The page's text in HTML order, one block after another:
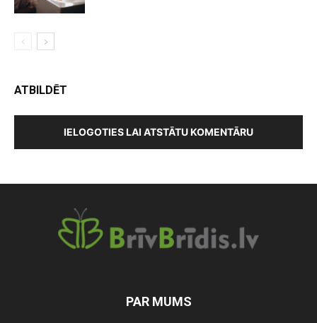
ATBILDĒT
IELOGOTIES LAI ATSTĀTU KOMENTĀRU
PAR MUMS